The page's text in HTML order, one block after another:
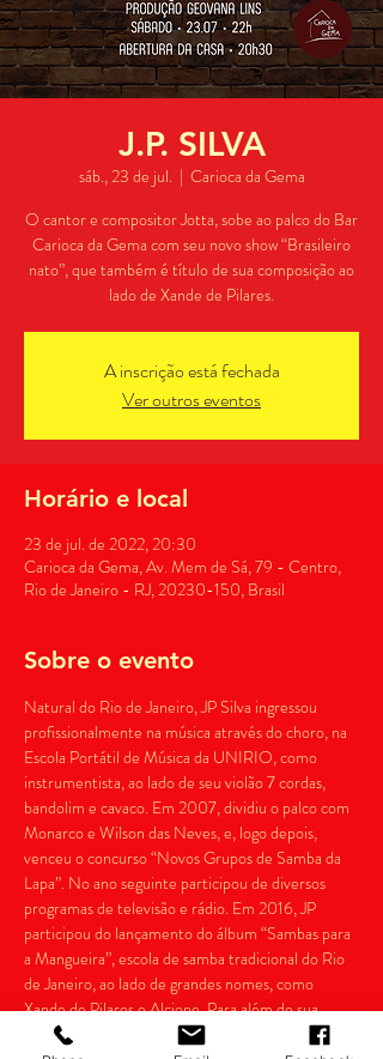
J.P. SILVA
sáb., 23 de jul.
  |
Carioca da Gema
O cantor e compositor Jotta, sobe ao palco do Bar
Carioca da Gema com seu novo show “Brasileiro
nato”, que também é título de sua composição ao
lado de Xande de Pilares.
A inscrição está fechada
Ver outros eventos
Horário e local
23 de jul. de 2022, 20:30
Carioca da Gema, Av. Mem de Sá, 79 - Centro,
Rio de Janeiro - RJ, 20230-150, Brasil
Sobre o evento
Natural do Rio de Janeiro, JP Silva ingressou
profissionalmente na música através do choro, na
Escola Portátil de Música da UNIRIO, como
instrumentista, ao lado de seu violão 7 cordas,
bandolim e cavaco. Em 2007, dividiu o palco com
Monarco e Wilson das Neves, e, logo depois,
venceu o concurso “Novos Grupos de Samba da
Lapa”. No ano seguinte participou de diversos
programas de televisão e rádio. Em 2016, JP
participou do lançamento do álbum “Sambas para
a Mangueira”, escola de samba tradicional do Rio
de Janeiro, ao lado de grandes nomes, como
Xande de Pilares e Alcione. Para além de sua
formação musical, o artista ainda é aluno da